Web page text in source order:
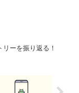
ーを振り返る！